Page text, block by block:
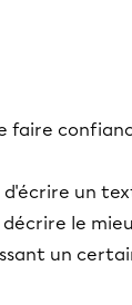
faire
d'écrire un
le
un